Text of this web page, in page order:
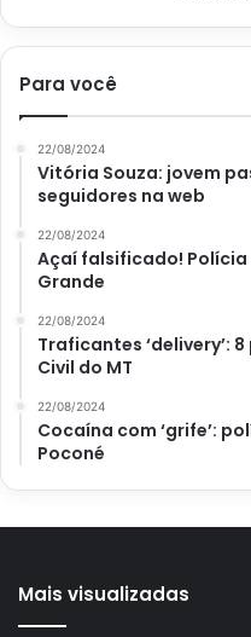
acrescentar também um
camada drenante.
Tratos
Para evitar a competição
as plantas invasoras que
pimenta biquinho.
orgânico como húmus de
curtido uma vez a cada 15
Para você
22/08/2024
Vitória Souza: jovem
seguidores na web
22/08/2024
Açaí falsificado!
Grande
22/08/2024
Traficantes ‘delivery’:
Civil do MT
22/08/2024
Cocaína com ‘grife’:
Poconé
Mais visualizadas